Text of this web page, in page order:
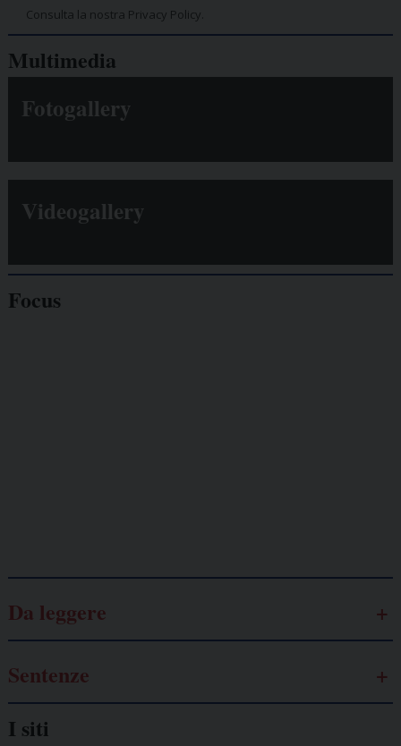
Consulta la nostra Privacy Policy.
Multimedia
Fotogallery
Videogallery
Focus
Da leggere
Sentenze
I siti